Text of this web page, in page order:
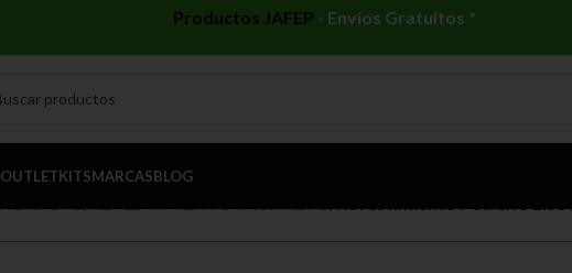
Productos JAFEP - Envíos Gratuitos *
OUTLETKITSMARCASBLOG